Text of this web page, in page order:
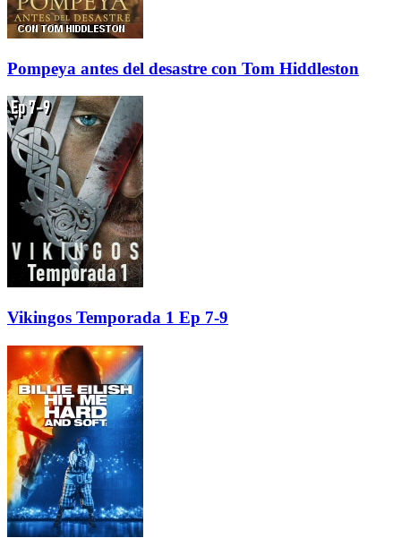
Pompeya antes del desastre con Tom Hiddleston
Vikingos Temporada 1 Ep 7-9